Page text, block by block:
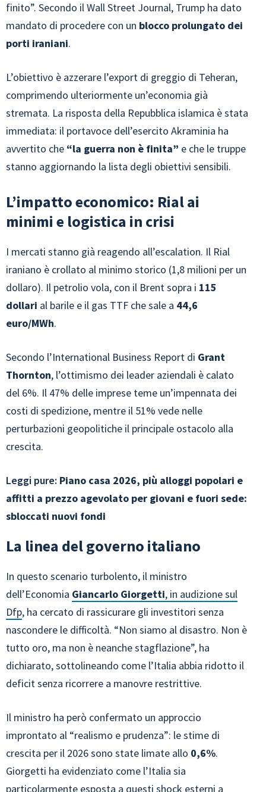
finito”. Secondo il Wall Street Journal, Trump ha dato
mandato di procedere con un blocco prolungato dei
porti iraniani.
L’obiettivo è azzerare l’export di greggio di Teheran,
comprimendo ulteriormente un’economia già
stremata. La risposta della Repubblica islamica è stata
immediata: il portavoce dell’esercito Akraminia ha
avvertito che “la guerra non è finita” e che le truppe
stanno aggiornando la lista degli obiettivi sensibili.
L’impatto economico: Rial ai
minimi e logistica in crisi
I mercati stanno già reagendo all’escalation. Il Rial
iraniano è crollato al minimo storico (1,8 milioni per un
dollaro). Il petrolio vola, con il Brent sopra i 115
dollari al barile e il gas TTF che sale a 44,6
euro/MWh.
Secondo l’International Business Report di Grant
Thornton, l’ottimismo dei leader aziendali è calato
del 6%. Il 47% delle imprese teme un’impennata dei
costi di spedizione, mentre il 51% vede nelle
perturbazioni geopolitiche il principale ostacolo alla
crescita.
Leggi pure: Piano casa 2026, più alloggi popolari e
affitti a prezzo agevolato per giovani e fuori sede:
sbloccati nuovi fondi
La linea del governo italiano
In questo scenario turbolento, il ministro
dell’Economia Giancarlo Giorgetti, in audizione sul
Dfp, ha cercato di rassicurare gli investitori senza
nascondere le difficoltà. “Non siamo al disastro. Non è
tutto oro, ma non è neanche stagflazione”, ha
dichiarato, sottolineando come l’Italia abbia ridotto il
deficit senza ricorrere a manovre restrittive.
Il ministro ha però confermato un approccio
improntato al “realismo e prudenza”: le stime di
crescita per il 2026 sono state limate allo 0,6%.
Giorgetti ha evidenziato come l’Italia sia
particolarmente esposta a questi shock esterni a